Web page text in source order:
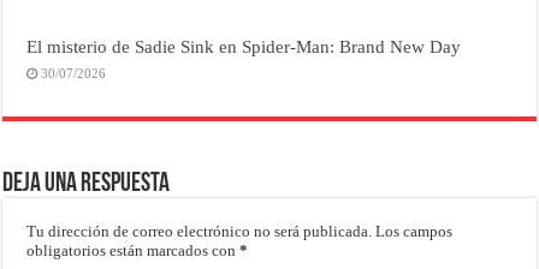
El misterio de Sadie Sink en Spider-Man: Brand New Day
30/07/2026
Deja una respuesta
Tu dirección de correo electrónico no será publicada. Los campos
obligatorios están marcados con*